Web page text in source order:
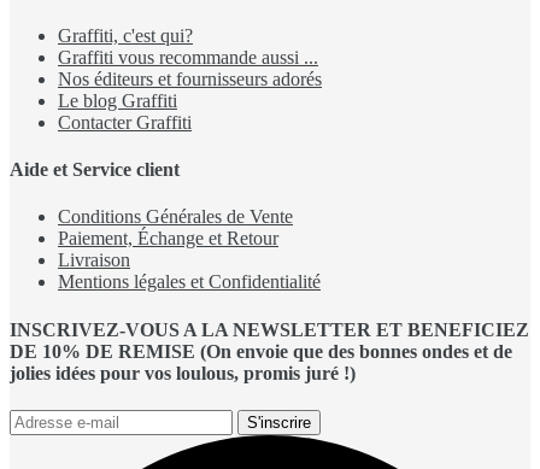
Graffiti, c'est qui?
Graffiti vous recommande aussi ...
Nos éditeurs et fournisseurs adorés
Le blog Graffiti
Contacter Graffiti
Aide et Service client
Conditions Générales de Vente
Paiement, Échange et Retour
Livraison
Mentions légales et Confidentialité
INSCRIVEZ-VOUS A LA NEWSLETTER ET BENEFICIEZ
DE 10% DE REMISE (On envoie que des bonnes ondes et de
jolies idées pour vos loulous, promis juré !)
S'inscrire